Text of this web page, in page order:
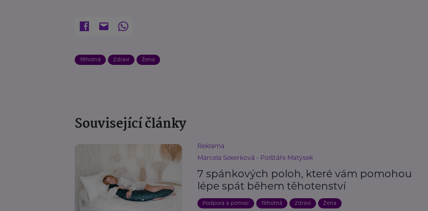
Těhotná Zdraví Žena
Související články
Reklama
Marcela Sekerková - Polštáře Matýsek
7 spánkových poloh, které vám pomohou
lépe spát během těhotenství
Podpora a pomoc Těhotná Zdraví Žena